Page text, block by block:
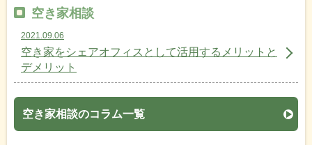
空き家相談
2021.09.06
空き家をシェアオフィスとして活用するメリットと
デメリット
空き家相談のコラム一覧